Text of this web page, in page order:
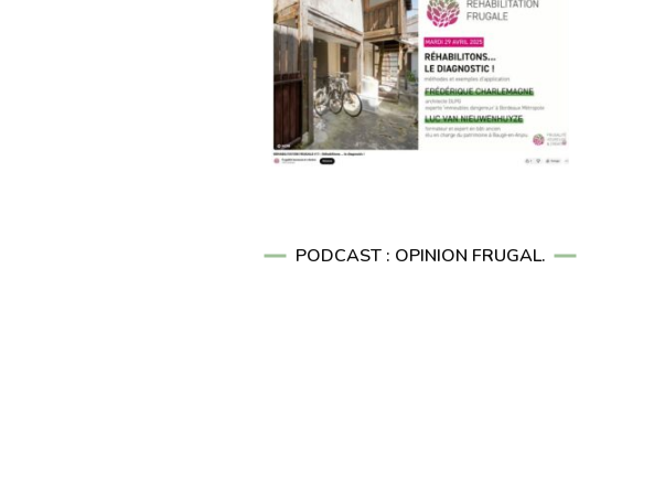
PODCAST : OPINION FRUGAL.